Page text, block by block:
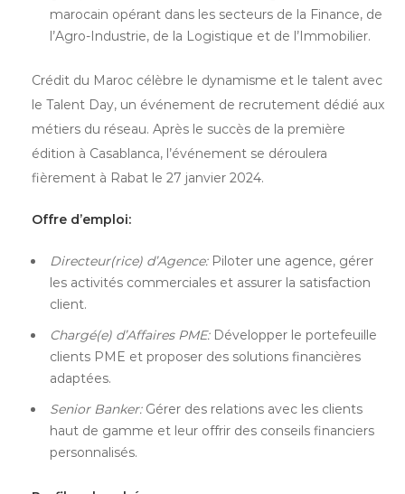
marocain opérant dans les secteurs de la Finance, de
l’Agro-Industrie, de la Logistique et de l’Immobilier.
Crédit du Maroc célèbre le dynamisme et le talent avec
le Talent Day, un événement de recrutement dédié aux
métiers du réseau. Après le succès de la première
édition à Casablanca, l’événement se déroulera
fièrement à Rabat le 27 janvier 2024.
Offre d’emploi:
Directeur(rice) d’Agence:Piloter une agence, gérer
les activités commerciales et assurer la satisfaction
client.
Chargé(e) d’Affaires PME:Développer le portefeuille
clients PME et proposer des solutions financières
adaptées.
Senior Banker:Gérer des relations avec les clients
haut de gamme et leur offrir des conseils financiers
personnalisés.